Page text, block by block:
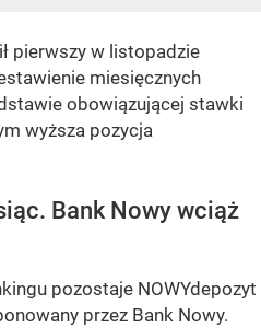
pierwszy w listopadzie
miesięcznych
obowiązującej stawki
wyższa pozycja
Bank Nowy wciąż
pozostaje NOWYdepozyt
przez Bank Nowy.